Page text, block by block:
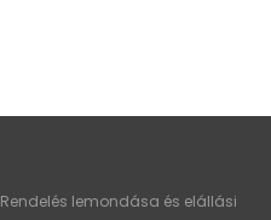
Rendelés lemondása és elállási